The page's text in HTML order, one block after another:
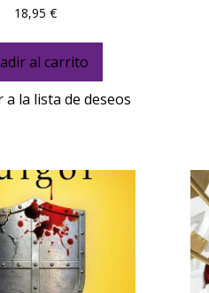
18,95€
al carrito